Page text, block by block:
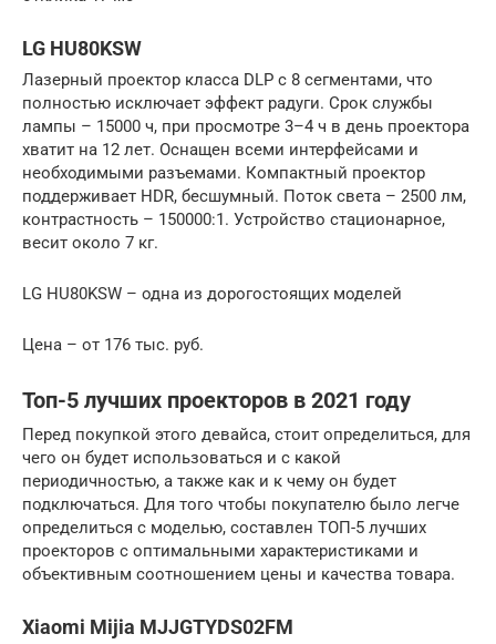
LG HU80KSW
Лазерный проектор класса DLP с 8 сегментами, что
полностью исключает эффект радуги. Срок службы
лампы – 15000 ч, при просмотре 3–4 ч в день проектора
хватит на 12 лет. Оснащен всеми интерфейсами и
необходимыми разъемами. Компактный проектор
поддерживает HDR, бесшумный. Поток света – 2500 лм,
контрастность – 150000:1. Устройство стационарное,
весит около 7 кг.
LG HU80KSW – одна из дорогостоящих моделей
Цена – от 176 тыс. руб.
Топ-5 лучших проекторов в 2021 году
Перед покупкой этого девайса, стоит определиться, для
чего он будет использоваться и с какой
периодичностью, а также как и к чему он будет
подключаться. Для того чтобы покупателю было легче
определиться с моделью, составлен ТОП-5 лучших
проекторов с оптимальными характеристиками и
объективным соотношением цены и качества товара.
Xiaomi Mijia MJJGTYDS02FM